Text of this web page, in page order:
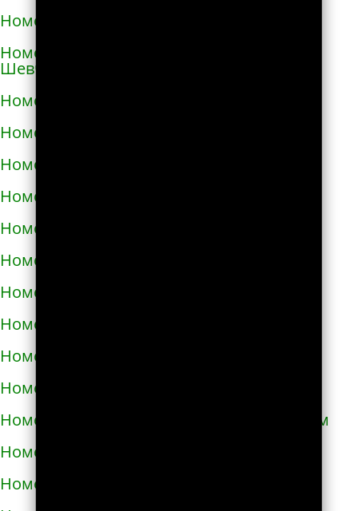
Номера телефонов такси в Коростышеве
Номера телефонов такси в Корсунь-
Шевченковском
Номера телефонов такси в Корюковке
Номера телефонов такси в Костополе
Номера телефонов такси в Котельве
Номера телефонов такси в Коцюбинском
Номера телефонов такси в Красилове
Номера телефонов такси в Краснограде
Номера телефонов такси в Кременце
Номера телефонов такси в Кременчуге
Номера телефонов такси в Кривом Роге
Номера телефонов такси в Кролевце
Номера телефонов такси в Кропивницком
Номера телефонов такси в Купянске
Номера телефонов такси в Ладыжине